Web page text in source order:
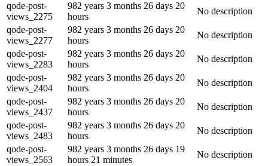
qode-post-
views_2275
982 years 3 months 26 days 20
hours
No description
qode-post-
views_2277
982 years 3 months 26 days 20
hours
No description
qode-post-
views_2283
982 years 3 months 26 days 20
hours
No description
qode-post-
views_2404
982 years 3 months 26 days 20
hours
No description
qode-post-
views_2437
982 years 3 months 26 days 20
hours
No description
qode-post-
views_2483
982 years 3 months 26 days 20
hours
No description
qode-post-
views_2563
982 years 3 months 26 days 19
hours 21 minutes
No description